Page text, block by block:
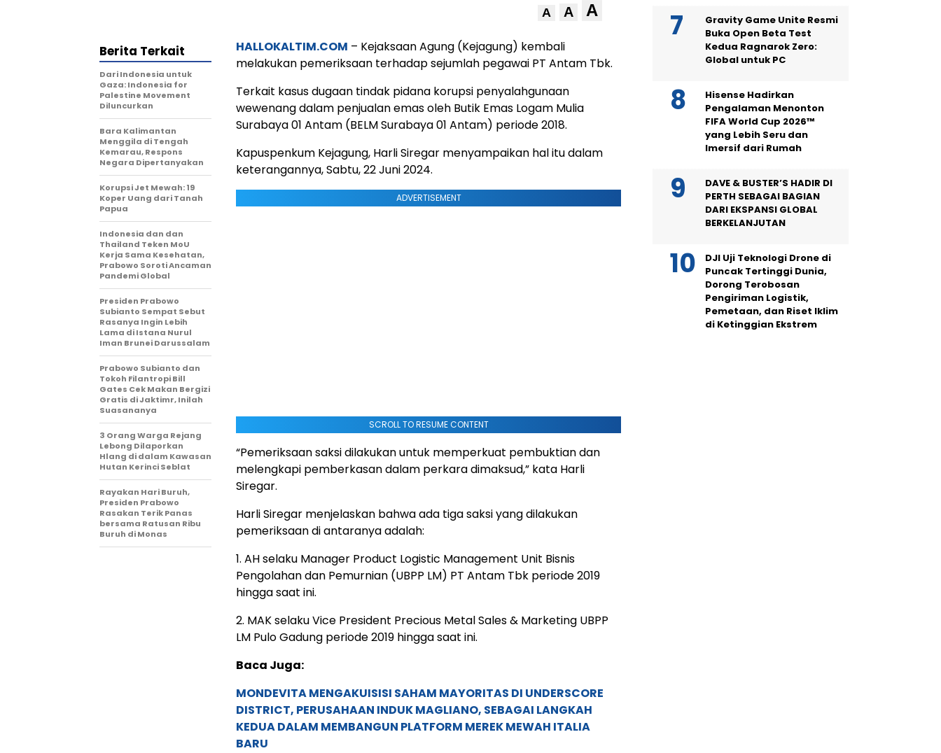
A A A
HALLOKALTIM.COM – Kejaksaan Agung (Kejagung) kembali
melakukan pemeriksaan terhadap sejumlah pegawai PT Antam Tbk.
Terkait kasus dugaan tindak pidana korupsi penyalahgunaan
wewenang dalam penjualan emas oleh Butik Emas Logam Mulia
Surabaya 01 Antam (BELM Surabaya 01 Antam) periode 2018.
Kapuspenkum Kejagung, Harli Siregar menyampaikan hal itu dalam
keterangannya, Sabtu, 22 Juni 2024.
ADVERTISEMENT
SCROLL TO RESUME CONTENT
“Pemeriksaan saksi dilakukan untuk memperkuat pembuktian dan
melengkapi pemberkasan dalam perkara dimaksud,” kata Harli
Siregar.
Harli Siregar menjelaskan bahwa ada tiga saksi yang dilakukan
pemeriksaan di antaranya adalah:
1. AH selaku Manager Product Logistic Management Unit Bisnis
Pengolahan dan Pemurnian (UBPP LM) PT Antam Tbk periode 2019
hingga saat ini.
2. MAK selaku Vice President Precious Metal Sales & Marketing UBPP
LM Pulo Gadung periode 2019 hingga saat ini.
Baca Juga:
MONDEVITA MENGAKUISISI SAHAM MAYORITAS DI UNDERSCORE
DISTRICT, PERUSAHAAN INDUK MAGLIANO, SEBAGAI LANGKAH
KEDUA DALAM MEMBANGUN PLATFORM MEREK MEWAH ITALIA
BARU
Berita Terkait
Dari Indonesia untuk
Gaza: Indonesia for
Palestine Movement
Diluncurkan
Bara Kalimantan
Menggila di Tengah
Kemarau, Respons
Negara Dipertanyakan
Korupsi Jet Mewah: 19
Koper Uang dari Tanah
Papua
Indonesia dan dan
Thailand Teken MoU
Kerja Sama Kesehatan,
Prabowo Soroti Ancaman
Pandemi Global
Presiden Prabowo
Subianto Sempat Sebut
Rasanya Ingin Lebih
Lama di Istana Nurul
Iman Brunei Darussalam
Prabowo Subianto dan
Tokoh Filantropi Bill
Gates Cek Makan Bergizi
Gratis di Jaktimr, Inilah
Suasananya
3 Orang Warga Rejang
Lebong Dilaporkan
Hlang di dalam Kawasan
Hutan Kerinci Seblat
Rayakan Hari Buruh,
Presiden Prabowo
Rasakan Terik Panas
bersama Ratusan Ribu
Buruh di Monas
Gravity Game Unite Resmi
Buka Open Beta Test
Kedua Ragnarok Zero:
Global untuk PC
Hisense Hadirkan
Pengalaman Menonton
FIFA World Cup 2026™
yang Lebih Seru dan
Imersif dari Rumah
DAVE & BUSTER’S HADIR DI
PERTH SEBAGAI BAGIAN
DARI EKSPANSI GLOBAL
BERKELANJUTAN
DJI Uji Teknologi Drone di
Puncak Tertinggi Dunia,
Dorong Terobosan
Pengiriman Logistik,
Pemetaan, dan Riset Iklim
di Ketinggian Ekstrem